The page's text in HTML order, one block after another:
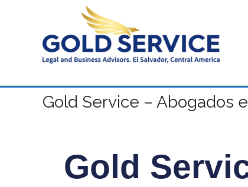
Gold Service – Abogados
Gold